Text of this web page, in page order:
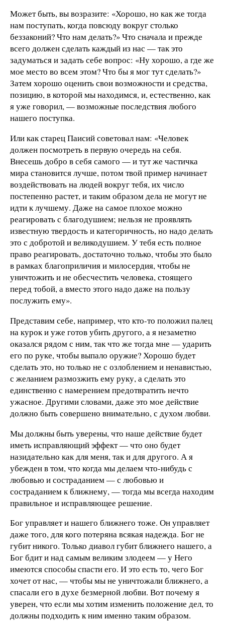
Может быть, вы возразите: «Хорошо, но как же тогда
нам поступать, когда повсюду вокруг столько
беззаконий? Что нам делать?» Что сначала и прежде
всего должен сделать каждый из нас — так это
задуматься и задать себе вопрос: «Ну хорошо, а где же
мое место во всем этом? Что бы я мог тут сделать?»
Затем хорошо оценить свои возможности и средства,
позицию, в которой мы находимся, и, естественно, как
я уже говорил, — возможные последствия любого
нашего поступка.
Или как старец Паисий советовал нам: «Человек
должен посмотреть в первую очередь на себя.
Внесешь добро в себя самого — и тут же частичка
мира становится лучше, потом твой пример начинает
воздействовать на людей вокруг тебя, их число
постепенно растет, и таким образом дела не могут не
идти к лучшему. Даже на самое плохое можно
реагировать с благодушием; нельзя не проявлять
известную твердость и категоричность, но надо делать
это с добротой и великодушием. У тебя есть полное
право реагировать, достаточно только, чтобы это было
в рамках благоприличия и милосердия, чтобы не
уничтожить и не обесчестить человека, стоящего
перед тобой, а вместо этого надо даже на пользу
послужить ему».
Представим себе, например, что кто-то положил палец
на курок и уже готов убить другого, а я незаметно
оказался рядом с ним, так что же тогда мне — ударить
его по руке, чтобы выпало оружие? Хорошо будет
сделать это, но только не с озлоблением и ненавистью,
с желанием размозжить ему руку, а сделать это
единственно с намерением предотвратить нечто
ужасное. Другими словами, даже это мое действие
должно быть совершено внимательно, с духом любви.
Мы должны быть уверены, что наше действие будет
иметь исправляющий эффект — что оно будет
назидательно как для меня, так и для другого. А я
убежден в том, что когда мы делаем что-нибудь с
любовью и состраданием — с любовью и
состраданием к ближнему, — тогда мы всегда находим
правильное и исправляющее решение.
Бог управляет и нашего ближнего тоже. Он управляет
даже того, для кого потеряна всякая надежда. Бог не
губит никого. Только диавол губит ближнего нашего, а
Бог бдит и над самым великим злодеем — у Него
имеются способы спасти его. И это есть то, чего Бог
хочет от нас, — чтобы мы не уничтожали ближнего, а
спасали его в духе безмерной любви. Вот почему я
уверен, что если мы хотим изменить положение дел, то
должны подходить к ним именно таким образом.